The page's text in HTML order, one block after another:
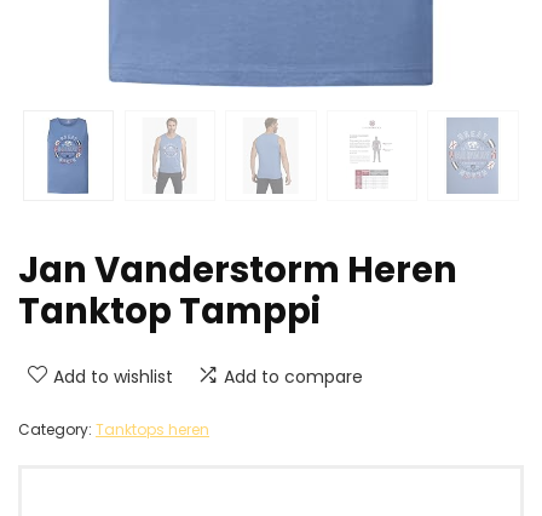
Jan Vanderstorm Heren
Tanktop Tamppi
Add to wishlist Add to compare
Category: Tanktops heren